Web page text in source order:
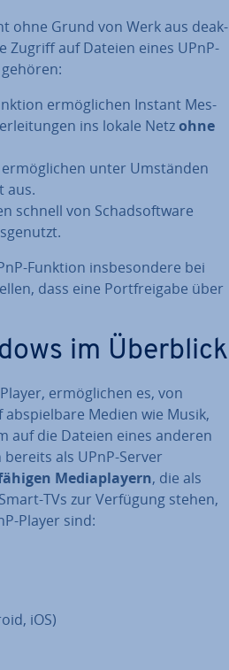
ohne Grund von Werk aus de­ak­
auf Dateien eines UPnP-
er­mög­li­chen Instant Mes­
ins lokale Netzohne
unter Umständen
aus.
schnell von Schad­soft­ware
Funktion ins­be­son­de­re bei
dass eine Port­frei­ga­be über
im Überblick
er­mög­li­chen es, von
Medien wie Musik,
auf die Dateien eines anderen
als UPnP-Server
Me­dia­play­ern, die als
TVs zur Verfügung stehen,
Player sind:
iOS)